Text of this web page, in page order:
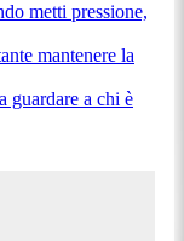
metti pressione,
mantenere la
guardare a chi è